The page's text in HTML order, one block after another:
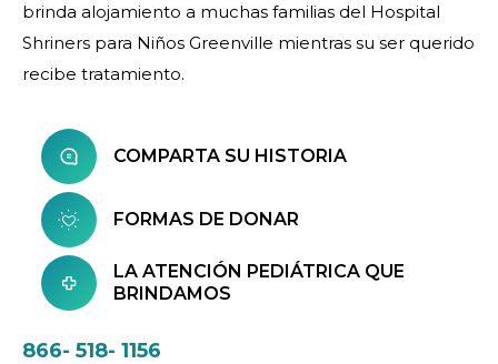
brinda alojamiento a muchas familias del Hospital
Shriners para Niños Greenville mientras su ser querido
recibe tratamiento.
COMPARTA SU HISTORIA
FORMAS DE DONAR
LA ATENCIÓN PEDIÁTRICA QUE
BRINDAMOS
866- 518- 1156